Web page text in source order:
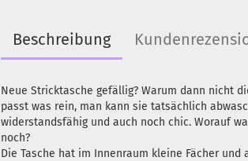
Beschreibung
Neue Stricktasche gefällig? Warum dann nicht
passt was rein, man kann sie tatsächlich
widerstandsfähig und auch noch chic. Worauf
noch?
Die Tasche hat im Innenraum kleine Fächer und